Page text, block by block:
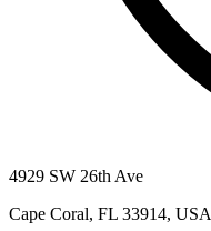
4929 SW 26th Ave
Cape Coral, FL 33914, USA